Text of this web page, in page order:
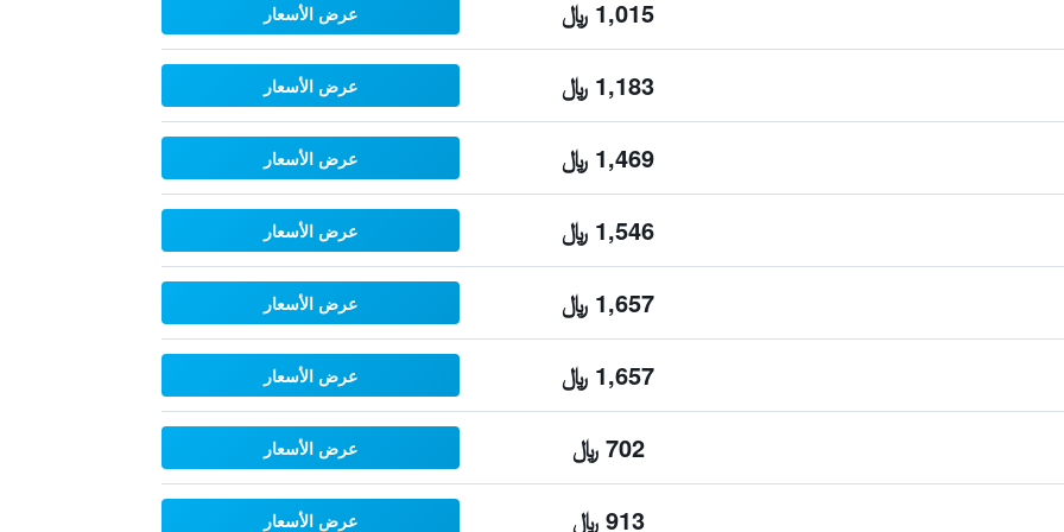
1,015 ﷼ عرض الأسعار
1,183 ﷼ عرض الأسعار
1,469 ﷼ عرض الأسعار
1,546 ﷼ عرض الأسعار
1,657 ﷼ عرض الأسعار
1,657 ﷼ عرض الأسعار
702 ﷼ عرض الأسعار
913 ﷼ عرض الأسعار